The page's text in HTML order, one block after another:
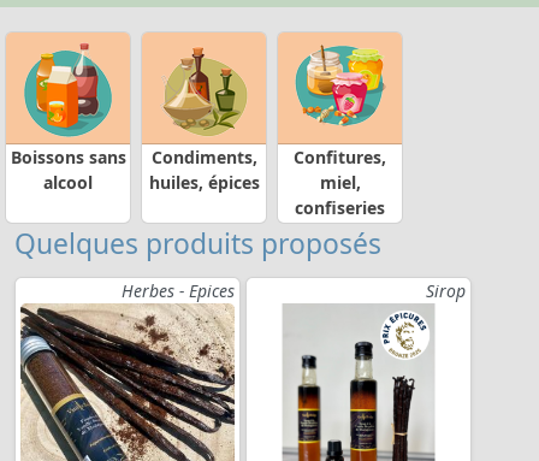
Boissons sans
alcool
Condiments,
huiles, épices
Confitures,
miel,
confiseries
Quelques produits proposés
Herbes - Epices Sirop